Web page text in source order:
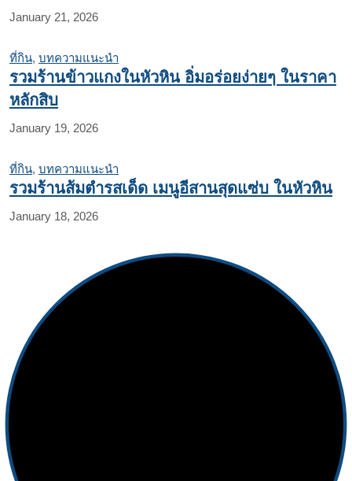
January 21, 2026
ที่กิน, บทความแนะนำ
รวมร้านข้าวแกงในหัวหิน อิ่มอร่อยง่ายๆ ในราคา
หลักสิบ
January 19, 2026
ที่กิน, บทความแนะนำ
รวมร้านส้มตำรสเด็ด เมนูอีสานสุดแซ่บ ในหัวหิน
January 18, 2026